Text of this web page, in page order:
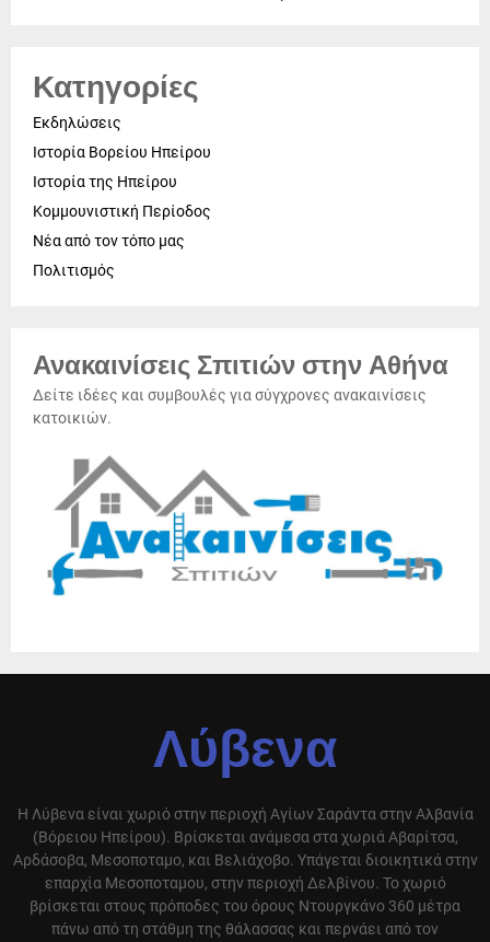
Κατηγορίες
Εκδηλώσεις
Ιστορία Βορείου Ηπείρου
Ιστορία της Ηπείρου
Κομμουνιστική Περίοδος
Νέα από τον τόπο μας
Πολιτισμός
Ανακαινίσεις Σπιτιών στην Αθήνα
Δείτε ιδέες και συμβουλές για σύγχρονες ανακαινίσεις
κατοικιών.
Λύβενα
Η Λύβενα είναι χωριό στην περιοχή Αγίων Σαράντα στην Αλβανία
(Βόρειου Ηπείρου). Βρίσκεται ανάμεσα στα χωριά Αβαρίτσα,
Αρδάσοβα, Μεσοποταμο, και Βελιάχοβο. Υπάγεται διοικητικά στην
επαρχία Μεσοποταμου, στην περιοχή Δελβίνου. Το χωριό
βρίσκεται στους πρόποδες του όρους Ντουργκάνο 360 μέτρα
πάνω από τη στάθμη της θάλασσας και περνάει από τον